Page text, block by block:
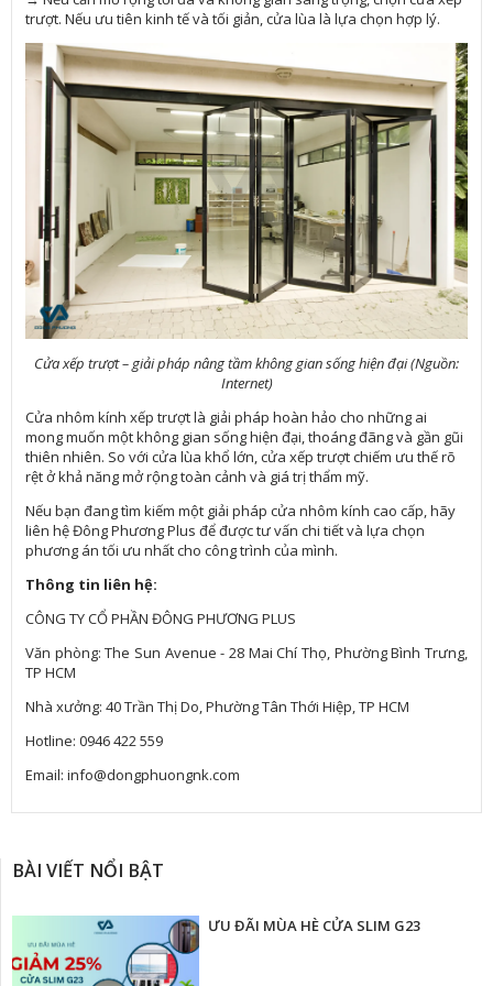
trượt. Nếu ưu tiên kinh tế và tối giản, cửa lùa là lựa chọn hợp lý.
Cửa xếp trượt – giải pháp nâng tầm không gian sống hiện đại (Nguồn:
Internet)
Cửa nhôm kính xếp trượt là giải pháp hoàn hảo cho những ai
mong muốn một không gian sống hiện đại, thoáng đãng và gần gũi
thiên nhiên. So với cửa lùa khổ lớn, cửa xếp trượt chiếm ưu thế rõ
rệt ở khả năng mở rộng toàn cảnh và giá trị thẩm mỹ.
Nếu bạn đang tìm kiếm một giải pháp cửa nhôm kính cao cấp, hãy
liên hệ Đông Phương Plus để được tư vấn chi tiết và lựa chọn
phương án tối ưu nhất cho công trình của mình.
Thông tin liên hệ:
CÔNG TY CỔ PHẦN ĐÔNG PHƯƠNG PLUS
Văn phòng: The Sun Avenue - 28 Mai Chí Thọ, Phường Bình Trưng,
TP HCM
Nhà xưởng: 40 Trần Thị Do, Phường Tân Thới Hiệp, TP HCM
Hotline: 0946 422 559
Email: info@dongphuongnk.com
BÀI VIẾT NỔI BẬT
ƯU ĐÃI MÙA HÈ CỬA SLIM G23